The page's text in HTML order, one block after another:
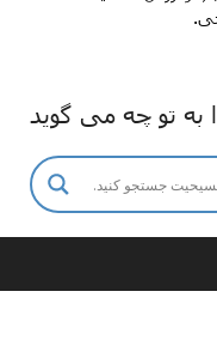
به تو چه می گوید